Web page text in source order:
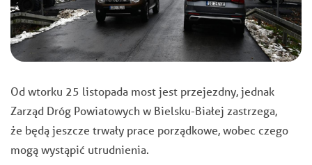
Od wtorku 25 listopada most jest przejezdny, jednak
Zarząd Dróg Powiatowych w Bielsku-Białej zastrzega,
że będą jeszcze trwały prace porządkowe, wobec czego
mogą wystąpić utrudnienia.